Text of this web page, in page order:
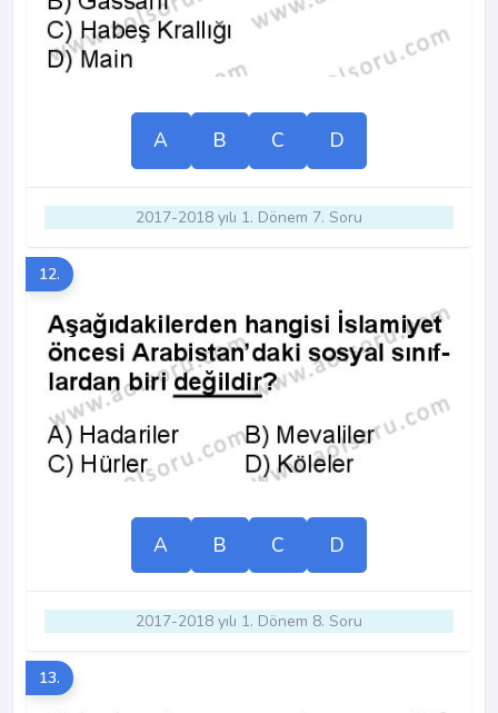
A B C D
2017-2018 yılı 1. Dönem 7. Soru
12.
A B C D
2017-2018 yılı 1. Dönem 8. Soru
13.